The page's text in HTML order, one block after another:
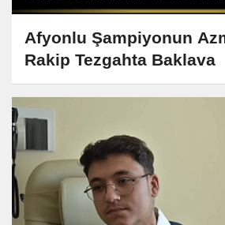
Afyonlu Şampiyonun
Rakip Tezgahta Baklava